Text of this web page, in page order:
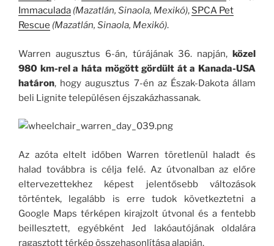
Immaculada (Mazatlán, Sinaola, Mexikó), SPCA Pet
Rescue (Mazatlán, Sinaola, Mexikó).
Warren augusztus 6-án, túrájának 36. napján, közel
980 km-rel a háta mögött gördült át a Kanada-USA
határon, hogy augusztus 7-én az Észak-Dakota állam
beli Lignite településen éjszakázhassanak.
Az azóta eltelt időben Warren töretlenül haladt és
halad továbbra is célja felé. Az útvonalban az előre
eltervezettekhez képest jelentősebb változások
történtek, legalább is erre tudok következtetni a
Google Maps térképen kirajzolt útvonal és a fentebb
beillesztett, egyébként Jed lakóautójának oldalára
ragasztott térkép összehasonlítása alapján.